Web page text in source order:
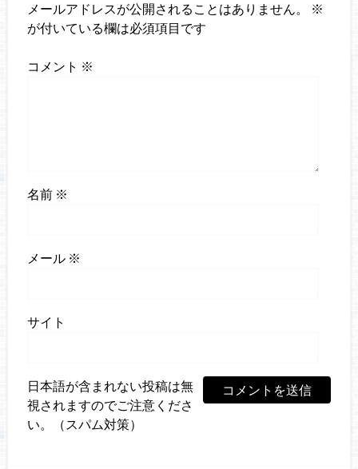
メールアドレスが公開されることはありません。
※
が付いている欄は必須項目です
コメント ※
名前 ※
メール ※
サイト
日本語が含まれない投稿は無
視されますのでご注意くださ
い。（スパム対策）